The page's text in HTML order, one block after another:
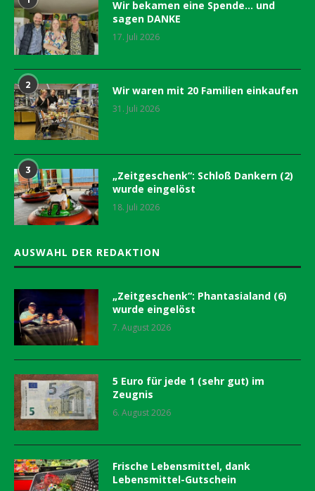
Wir bekamen eine Spende… und
sagen DANKE
17. Juli 2026
2 Wir waren mit 20 Familien einkaufen
31. Juli 2026
3
„Zeitgeschenk“: Schloß Dankern (2)
wurde eingelöst
18. Juli 2026
AUSWAHL DER REDAKTION
„Zeitgeschenk“: Phantasialand (6)
wurde eingelöst
7. August 2026
5 Euro für jede 1 (sehr gut) im
Zeugnis
6. August 2026
Frische Lebensmittel, dank
Lebensmittel-Gutschein